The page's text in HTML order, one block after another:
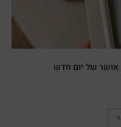
אושר של יום חדש